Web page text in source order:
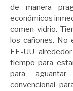
de manera
económicos
comen vidrio.
los cañones. No
EE-UU
tiempo para
para
convencional